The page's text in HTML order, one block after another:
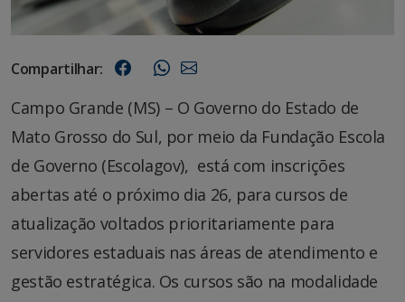
Compartilhar:
Campo Grande (MS) – O Governo do Estado de
Mato Grosso do Sul, por meio da Fundação Escola
de Governo (Escolagov), está com inscrições
abertas até o próximo dia 26, para cursos de
atualização voltados prioritariamente para
servidores estaduais nas áreas de atendimento e
gestão estratégica. Os cursos são na modalidade